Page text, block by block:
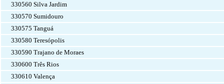
330560 Silva Jardim
330570 Sumidouro
330575 Tanguá
330580 Teresópolis
330590 Trajano de Moraes
330600 Três Rios
330610 Valença